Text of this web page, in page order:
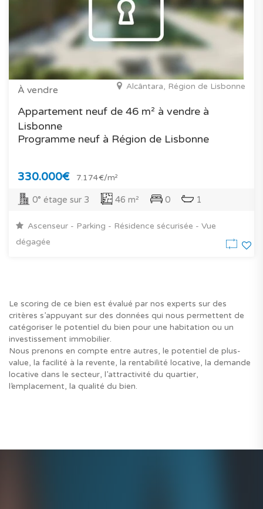
À vendre Alcântara, Région de Lisbonne
Appartement neuf de 46 m² à vendre à
Lisbonne
Programme neuf à Région de Lisbonne
330.000€ 7.174€/m²
0° étage sur 3 46 m² 0 1
Ascenseur - Parking - Résidence sécurisée - Vue
dégagée
Le scoring de ce bien est évalué par nos experts sur des
critères s’appuyant sur des données qui nous permettent de
catégoriser le potentiel du bien pour une habitation ou un
investissement immobilier.
Nous prenons en compte entre autres, le potentiel de plus-
value, la facilité à la revente, la rentabilité locative, la demande
locative dans le secteur, l’attractivité du quartier,
l’emplacement, la qualité du bien.